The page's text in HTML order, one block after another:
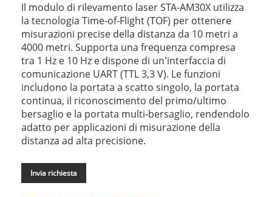
​Il modulo di rilevamento laser STA-AM30X utilizza
la tecnologia Time-of-Flight (TOF) per ottenere
misurazioni precise della distanza da 10 metri a
4000 metri. Supporta una frequenza compresa
tra 1 Hz e 10 Hz e dispone di un'interfaccia di
comunicazione UART (TTL 3,3 V). Le funzioni
includono la portata a scatto singolo, la portata
continua, il riconoscimento del primo/ultimo
bersaglio e la portata multi-bersaglio, rendendolo
adatto per applicazioni di misurazione della
distanza ad alta precisione.
Invia richiesta